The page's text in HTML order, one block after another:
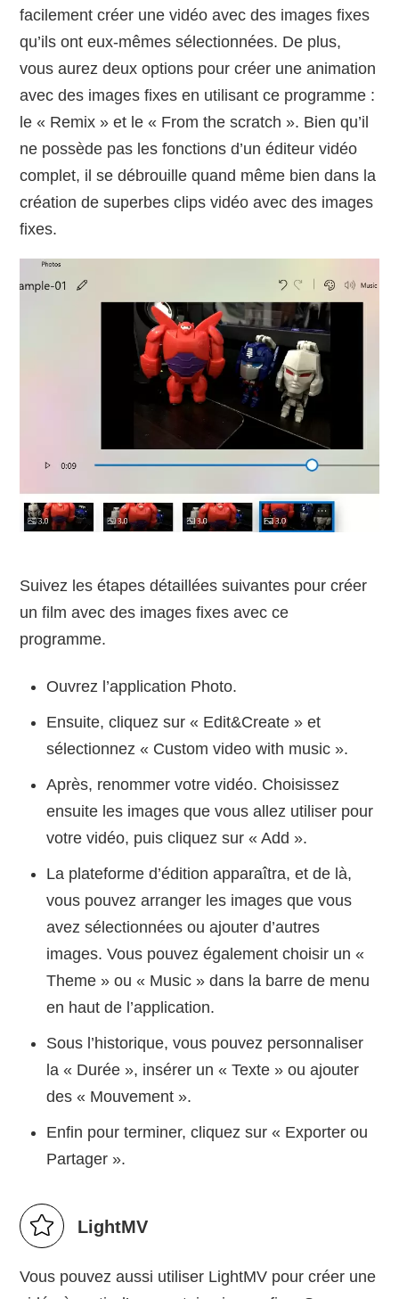
facilement créer une vidéo avec des images fixes
qu’ils ont eux-mêmes sélectionnées. De plus,
vous aurez deux options pour créer une animation
avec des images fixes en utilisant ce programme :
le « Remix » et le « From the scratch ». Bien qu’il
ne possède pas les fonctions d’un éditeur vidéo
complet, il se débrouille quand même bien dans la
création de superbes clips vidéo avec des images
fixes.
Suivez les étapes détaillées suivantes pour créer
un film avec des images fixes avec ce
programme.
Ouvrez l’application Photo.
Ensuite, cliquez sur « Edit&Create » et
sélectionnez « Custom video with music ».
Après, renommer votre vidéo. Choisissez
ensuite les images que vous allez utiliser pour
votre vidéo, puis cliquez sur « Add ».
La plateforme d’édition apparaîtra, et de là,
vous pouvez arranger les images que vous
avez sélectionnées ou ajouter d’autres
images. Vous pouvez également choisir un «
Theme » ou « Music » dans la barre de menu
en haut de l’application.
Sous l’historique, vous pouvez personnaliser
la « Durée », insérer un « Texte » ou ajouter
des « Mouvement ».
Enfin pour terminer, cliquez sur « Exporter ou
Partager ».
LightMV
Vous pouvez aussi utiliser LightMV pour créer une